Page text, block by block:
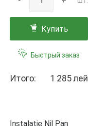
Купить
Быстрый заказ
Итого: 1 285 лей
Instalatie Nil Pan